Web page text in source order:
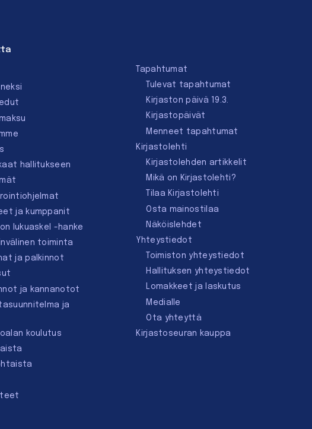
hallitukseen
ja kumppanit
lukuaskel -hanke
toiminta
ja palkinnot
ja kannanotot
ja
koulutus
Tapahtumat
Tulevat tapahtumat
Kirjaston päivä 19.3.
Kirjastopäivät
Menneet tapahtumat
Kirjastolehti
Kirjastolehden artikkelit
Mikä on Kirjastolehti?
Tilaa Kirjastolehti
Osta mainostilaa
Näköislehdet
Yhteystiedot
Toimiston yhteystiedot
Hallituksen yhteystiedot
Lomakkeet ja laskutus
Medialle
Ota yhteyttä
Kirjastoseuran kauppa